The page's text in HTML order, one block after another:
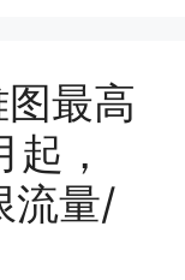
最高
，
流量/